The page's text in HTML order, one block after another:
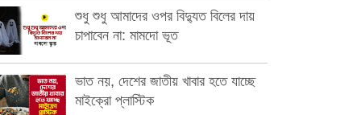
শুধু শুধু আমাদের ওপর বিদ্যুত বিলের দায়
চাপাবেন না: মামদো ভূত
ভাত নয়, দেশের জাতীয় খাবার হতে যাচ্ছে
মাইক্রো প্লাস্টিক